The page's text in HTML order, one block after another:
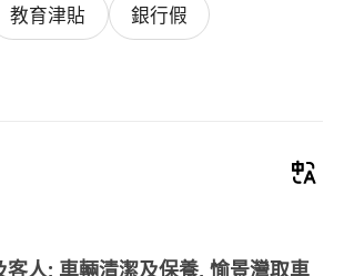
教育津貼
銀行假
客人; 車輛清潔及保養, 愉景灣取車